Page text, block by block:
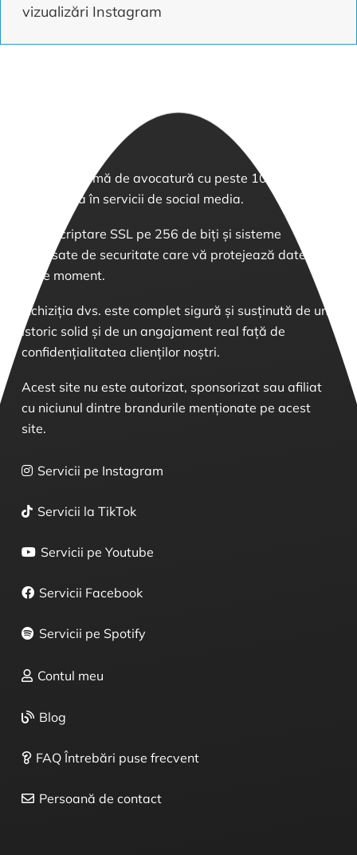
vizualizări Instagram
Suntem o firmă de avocatură cu peste 10 ani de
experiență în servicii de social media.
Avem criptare SSL pe 256 de biți și sisteme
avansate de securitate care vă protejează datele în
orice moment.
Achiziția dvs. este complet sigură și susținută de un
istoric solid și de un angajament real față de
confidențialitatea clienților noștri.
Acest site nu este autorizat, sponsorizat sau afiliat
cu niciunul dintre brandurile menționate pe acest
site.
Servicii pe Instagram
Servicii la TikTok
Servicii pe Youtube
Servicii Facebook
Servicii pe Spotify
Contul meu
Blog
FAQ Întrebări puse frecvent
Persoană de contact